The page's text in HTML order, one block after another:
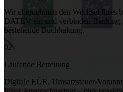
Wir übernehmen den Wechsel Ihres
DATEV ein und verbinden
bestehende Buchhaltung.
02
Laufende Betreuung
Digitale EÜR, Umsatzsteuer-